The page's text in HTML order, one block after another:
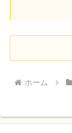
ホーム